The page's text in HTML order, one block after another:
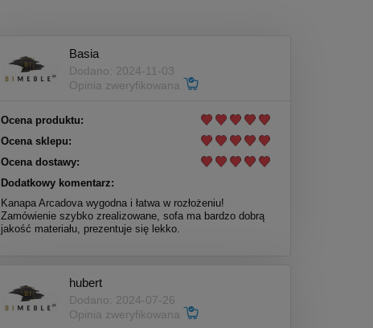
Basia
Dodano: 2024-11-03
Opinia zweryfikowana
Ocena produktu:
Ocena sklepu:
Ocena dostawy:
Dodatkowy komentarz:
Kanapa Arcadova wygodna i łatwa w rozłożeniu!
Zamówienie szybko zrealizowane, sofa ma bardzo dobrą
jakość materiału, prezentuje się lekko.
hubert
Dodano: 2024-07-26
Opinia zweryfikowana